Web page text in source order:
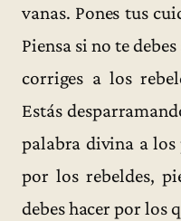
vanas. Pones tus
Piensa si no te
corriges a los
Estás
palabra divina a los
por los rebeldes,
debes hacer por los